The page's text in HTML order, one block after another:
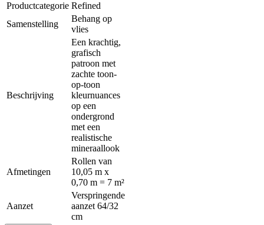
Productcategorie Refined
Samenstelling
Behang op
vlies
Beschrijving
Een krachtig,
grafisch
patroon met
zachte toon-
op-toon
kleurnuances
op een
ondergrond
met een
realistische
mineraallook
Afmetingen
Rollen van
10,05 m x
0,70 m = 7 m²
Aanzet
Verspringende
aanzet 64/32
cm